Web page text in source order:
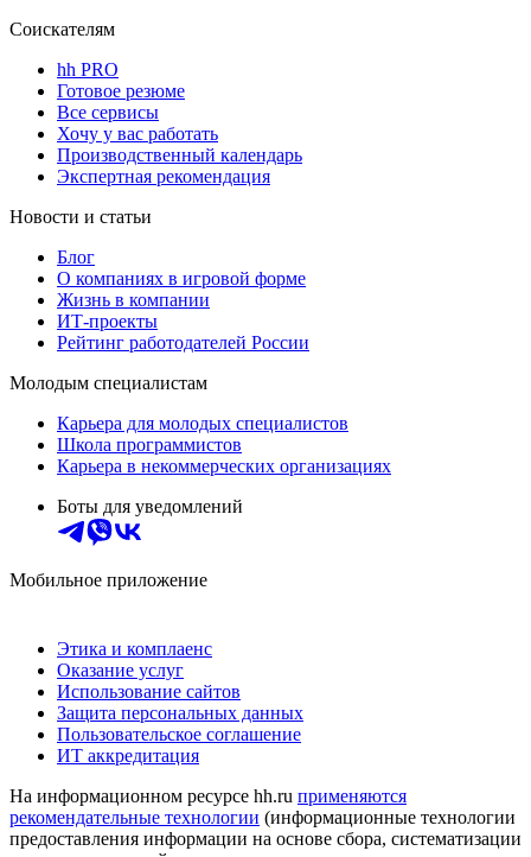
Соискателям
hh PRO
Готовое резюме
Все сервисы
Хочу у вас работать
Производственный календарь
Экспертная рекомендация
Новости и статьи
Блог
О компаниях в игровой форме
Жизнь в компании
ИТ-проекты
Рейтинг работодателей России
Молодым специалистам
Карьера для молодых специалистов
Школа программистов
Карьера в некоммерческих организациях
Боты для уведомлений
Мобильное приложение
Этика и комплаенс
Оказание услуг
Использование сайтов
Защита персональных данных
Пользовательское соглашение
ИТ аккредитация
На информационном ресурсе hh.ru применяются
рекомендательные технологии (информационные технологии
предоставления информации на основе сбора, систематизации